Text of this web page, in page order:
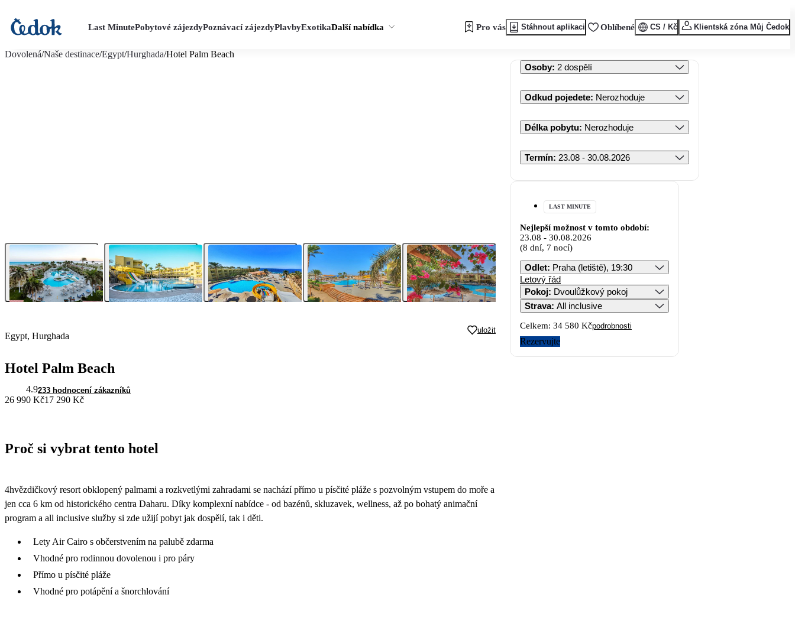
Last MinutePobytové zájezdyPoznávací zájezdyPlavbyExotikaDalší nabídka Pro vás Stáhnout aplikaci Oblíbené CS / Kč Klientská zóna Můj Čedok
Dovolená/Naše destinace/Egypt/Hurghada/Hotel Palm Beach
Egypt, Hurghada
uložit
Hotel Palm Beach
4.9233 hodnocení zákazníků
26 990 Kč17 290 Kč
Proč si vybrat tento hotel
4hvězdičkový resort obklopený palmami a rozkvetlými zahradami se nachází přímo u písčité pláže s pozvolným vstupem do moře a
jen cca 6 km od historického centra Daharu. Díky komplexní nabídce - od bazénů, skluzavek, wellness, až po bohatý animační
program a all inclusive služby si zde užijí pobyt jak dospělí, tak i děti.
Lety Air Cairo s občerstvením na palubě zdarma
Vhodné pro rodinnou dovolenou i pro páry
Přímo u písčité pláže
Vhodné pro potápění a šnorchlování
Osoby: 2 dospělí
Odkud pojedete: Nerozhoduje
Délka pobytu: Nerozhoduje
Termín: 23.08 - 30.08.2026
LAST MINUTE
Nejlepší možnost v tomto období:
23.08 - 30.08.2026
(8 dní, 7 nocí)
Odlet: Praha (letiště), 19:30
Letový řád
Pokoj: Dvoulůžkový pokoj
Strava: All inclusive
Celkem: 34 580 Kčpodrobnosti
Rezervujte